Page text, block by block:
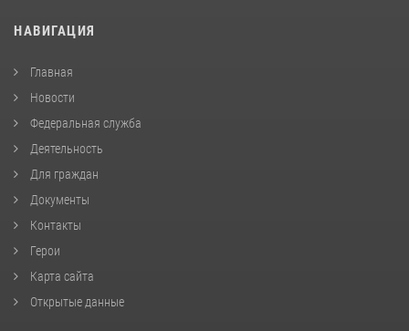
НАВИГАЦИЯ
Главная
Новости
Федеральная служба
Деятельность
Для граждан
Документы
Контакты
Герои
Карта сайта
Открытые данные